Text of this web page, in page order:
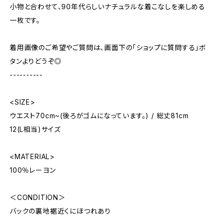
小物と合わせて、90年代らしいナチュラルな着こなしを楽しめる
一枚です。
着用画像のご希望やご質問は、画面下の「ショップに質問する」ボ
タンよりどうぞ◎
----------
<SIZE>
ウエスト70cm~(後ろがゴムになっています。) / 総丈81cm
12(L相当)サイズ
<MATERIAL>
100％レーヨン
＜CONDITION＞
バックの裏地裾近くにほつれあり